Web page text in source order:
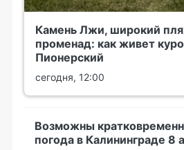
Камень Лжи, широкий
променад: как живет
Пионерский
сегодня, 12:00
Возможны
погода в Калининграде 8